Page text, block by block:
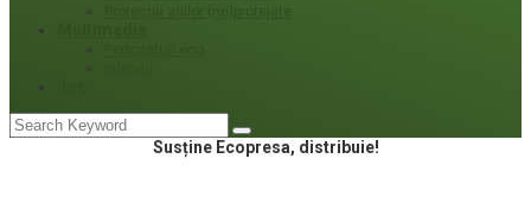
Susține Ecopresa, distribuie!